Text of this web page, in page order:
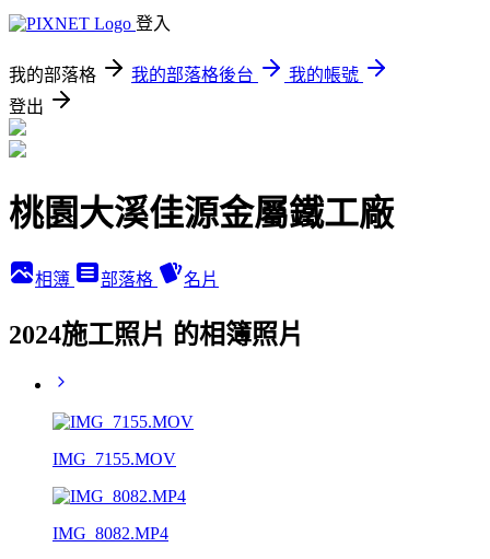
登入
我的部落格 我的部落格後台
我的帳號
登出
桃園大溪佳源金屬鐵工廠
相簿 部落格 名片
2024施工照片 的相簿照片
IMG_7155.MOV
IMG_8082.MP4